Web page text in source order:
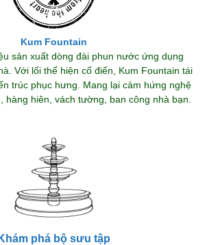
Kum Fountain
sản xuất dòng đài phun nước ứng dụng
Với lối thể hiện cổ điển, Kum Fountain tái
trúc phục hưng. Mang lại cảm hứng nghệ
hàng hiên, vách tường, ban công nhà bạn.
Khám phá bộ sưu tập